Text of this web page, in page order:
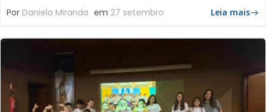
Por Daniela Miranda em 27 setembro Leia mais